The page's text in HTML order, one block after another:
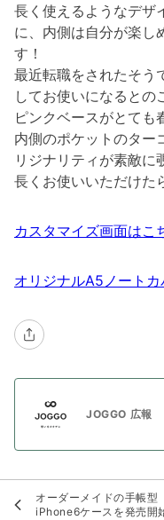
長く使えるようなデザ
に、内側は自分が楽し
す！
最近転職をされたそう
してお使いになるとの
ピンクベースがとても
内側のポケットのター
リジナリティが素敵に
長くお使いいただけた
カスタマイズ画面はこ
オリジナルA5ノート
JOGGO 広報
オーダーメイドの手帳型
iPhone6ケースを発売開